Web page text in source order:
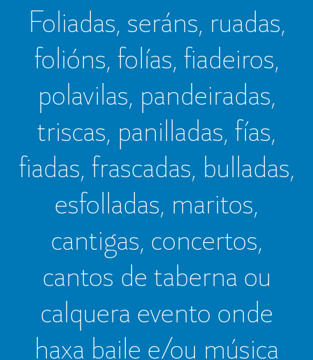
Foliadas, seráns, ruadas,
folións, folías, fiadeiros,
polavilas, pandeiradas,
triscas, panilladas, fías,
fiadas, frascadas, bulladas,
esfolladas, maritos,
cantigas, concertos,
cantos de taberna ou
calquera evento onde
haxa baile e/ou música